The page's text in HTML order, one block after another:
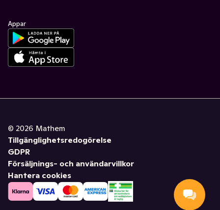
Appar
© 2026 Mathem
Tillgänglighetsredogörelse
GDPR
Försäljnings- och användarvillkor
Hantera cookies